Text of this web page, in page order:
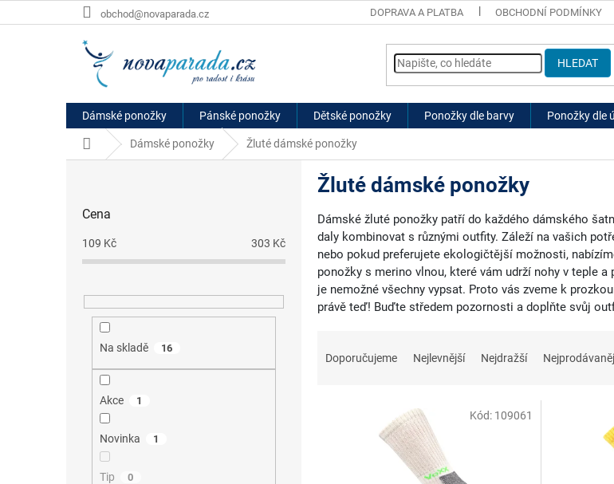
na
obchod@novaparada.cz DOPRAVA A PLATBA OBCHODNÍ PODMÍNKY
HLEDAT
Dámské ponožky Pánské ponožky Dětské ponožky Ponožky dle barvy Ponožky dle
Domů Dámské ponožky Žluté dámské ponožky
Cena
109 Kč 303 Kč
Na skladě 16
Akce 1
Novinka 1
Tip 0
Žluté dámské ponožky
Dámské žluté ponožky patří do každého dámského
daly kombinovat s různými outfity. Záleží na vašich
nebo pokud preferujete ekologičtější možnosti,
ponožky s merino vlnou, které vám udrží nohy v teple
je nemožné všechny vypsat. Proto vás zveme k
právě teď! Buďte středem pozornosti a doplňte svůj
Doporučujeme Nejlevnější Nejdražší
Kód: 109061